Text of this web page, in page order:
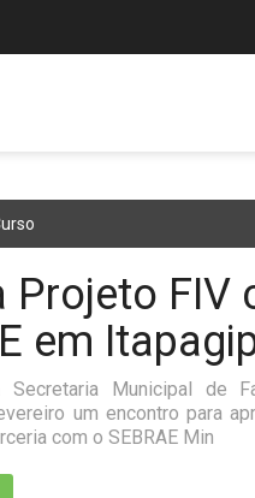
Projeto FIV
em
Municipal de
um encontro para
com o SEBRAE Min